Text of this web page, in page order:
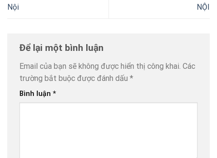
Nội
NỘI
Để lại một bình luận
Email của bạn sẽ không được hiển thị công khai. Các
trường bắt buộc được đánh dấu *
Bình luận *